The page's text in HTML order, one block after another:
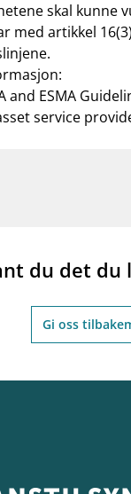
skal kunne
med artikkel
and ESMA
service
du det du
Gi oss